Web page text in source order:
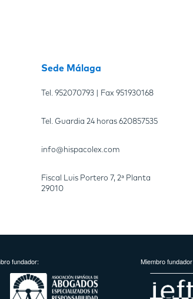
Sede Málaga
Tel. 952070793| Fax 951930168
Tel. Guardia 24 horas 620857535
info@hispacolex.com
Fiscal Luis Portero 7, 2ª Planta
29010
fundador: Miembro fundador